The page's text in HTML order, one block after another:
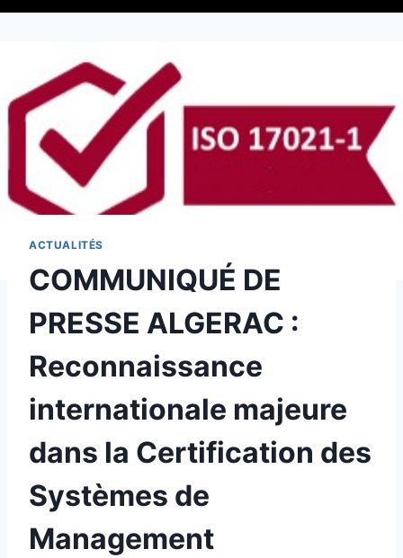
ACTUALITÉS
COMMUNIQUÉ DE
PRESSE ALGERAC :
Reconnaissance
internationale majeure
dans la Certification des
Systèmes de
Management